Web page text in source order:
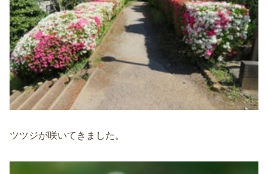
ツツジが咲いてきました。